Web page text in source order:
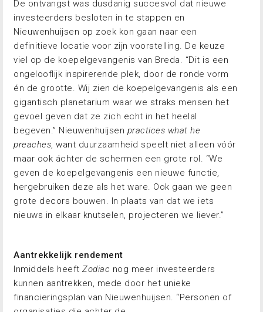
De ontvangst was dusdanig succesvol dat nieuwe
investeerders besloten in te stappen en
Nieuwenhuijsen op zoek kon gaan naar een
definitieve locatie voor zijn voorstelling. De keuze
viel op de koepelgevangenis van Breda. “Dit is een
ongelooflijk inspirerende plek, door de ronde vorm
én de grootte. Wij zien de koepelgevangenis als een
gigantisch planetarium waar we straks mensen het
gevoel geven dat ze zich echt in het heelal
begeven.” Nieuwenhuijsen practices what he
preaches, want duurzaamheid speelt niet alleen vóór
maar ook áchter de schermen een grote rol. “We
geven de koepelgevangenis een nieuwe functie,
hergebruiken deze als het ware. Ook gaan we geen
grote decors bouwen. In plaats van dat we iets
nieuws in elkaar knutselen, projecteren we liever.”
Aantrekkelijk rendement
Inmiddels heeft Zodiac nog meer investeerders
kunnen aantrekken, mede door het unieke
financieringsplan van Nieuwenhuijsen. “Personen of